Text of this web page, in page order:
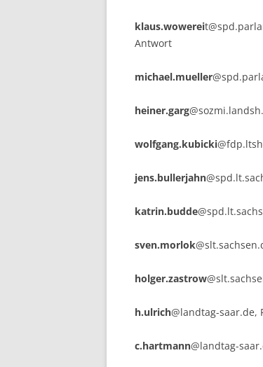
klaus.wowerei
Antwort
michael.mueller
heiner.garg
wolfgang.kubicki
jens.bullerjahn
katrin.budde
sven.morlok
holger.zastrow
h.ulrich@landtag-saar.de,
c.hartmann@landtag-